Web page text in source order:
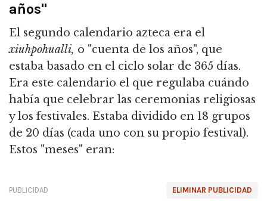
años"
El segundo calendario azteca era el
xiuhpohualli, o "cuenta de los años", que
estaba basado en el ciclo solar de 365 días.
Era este calendario el que regulaba cuándo
había que celebrar las ceremonias religiosas
y los festivales. Estaba dividido en 18 grupos
de 20 días (cada uno con su propio festival).
Estos "meses" eran:
ELIMINAR PUBLICIDAD
PUBLICIDAD